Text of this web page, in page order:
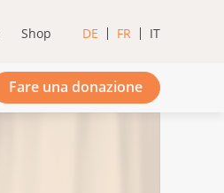
Shop DE FR IT
Fare una donazione